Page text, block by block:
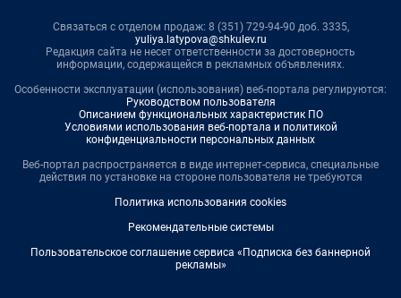
Связаться с отделом продаж: 8 (351) 729-94-90 доб. 3335,
yuliya.latypova@shkulev.ru
Редакция сайта не несет ответственности за достоверность
информации, содержащейся в рекламных объявлениях.
Особенности эксплуатации (использования) веб-портала регулируются:
Руководством пользователя
Описанием функциональных характеристик ПО
Условиями использования веб-портала и политикой
конфиденциальности персональных данных
Веб-портал распространяется в виде интернет-сервиса, специальные
действия по установке на стороне пользователя не требуются
Политика использования cookies
Рекомендательные системы
Пользовательское соглашение сервиса «Подписка без баннерной
рекламы»